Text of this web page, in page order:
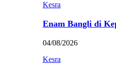
Kesra
Enam Bangli di
04/08/2026
Kesra